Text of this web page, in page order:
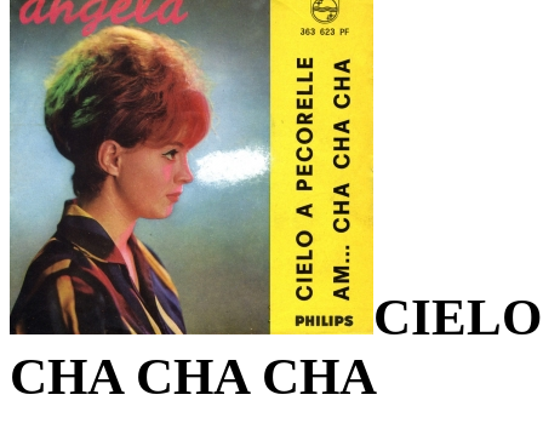
CHA CHA CHA